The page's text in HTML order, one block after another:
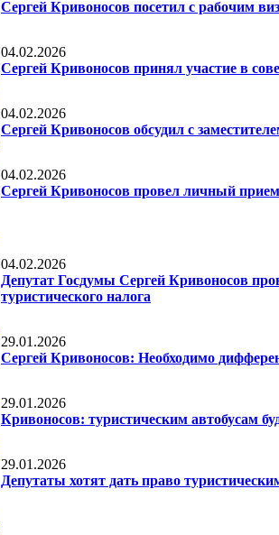
Сергей Кривоносов посетил с рабочим
04.02.2026
Сергей Кривоносов принял участие в
04.02.2026
Сергей Кривоносов обсудил с
04.02.2026
Сергей Кривоносов провел личный
04.02.2026
Депутат Госдумы Сергей Кривоносов
туристического налога
29.01.2026
Сергей Кривоносов: Необходимо
29.01.2026
Кривоносов: туристическим автобусам
29.01.2026
Депутаты хотят дать право